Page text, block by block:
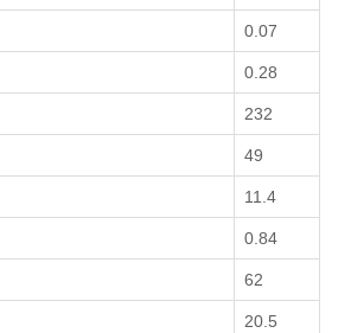
0.07
0.28
232
49
11.4
0.84
62
20.5